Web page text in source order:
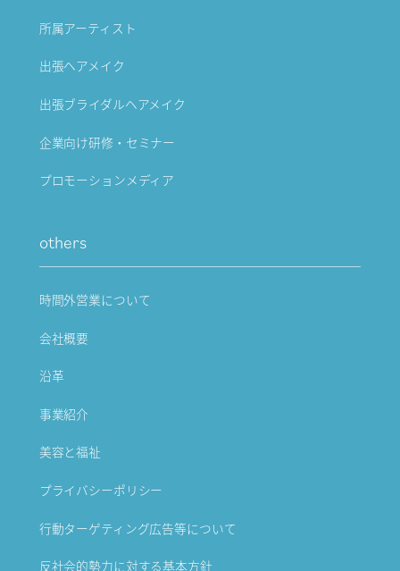
所属アーティスト
出張ヘアメイク
出張ブライダルヘアメイク
企業向け研修・セミナー
プロモーションメディア
others
時間外営業について
会社概要
沿革
事業紹介
美容と福祉
プライバシーポリシー
行動ターゲティング広告等について
反社会的勢力に対する基本方針